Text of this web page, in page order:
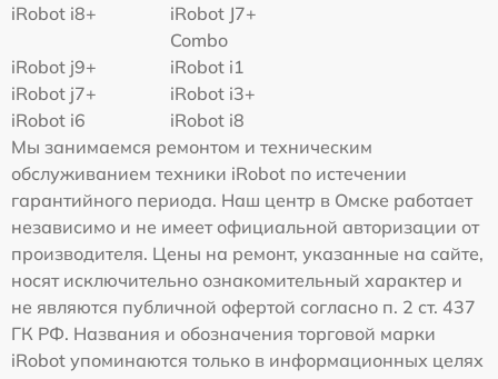
iRobot i8+
iRobot J7+
Combo
iRobot j9+
iRobot i1
iRobot j7+
iRobot i3+
iRobot i6
iRobot i8
Мы занимаемся ремонтом и техническим
обслуживанием техники iRobot по истечении
гарантийного периода. Наш центр в Омске работает
независимо и не имеет официальной авторизации от
производителя. Цены на ремонт, указанные на сайте,
носят исключительно ознакомительный характер и
не являются публичной офертой согласно п. 2 ст. 437
ГК РФ. Названия и обозначения торговой марки
iRobot упоминаются только в информационных целях